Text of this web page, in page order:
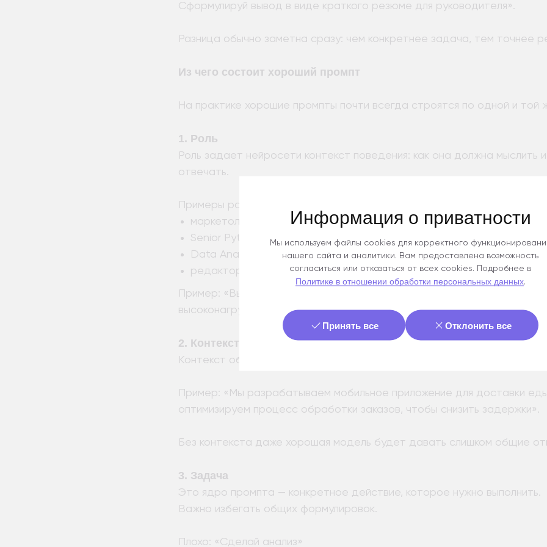
Информация о приватности
Мы используем файлы cookies для корректного
нашего сайта и аналитики. Вам предоставлена возможность
согласиться или отказаться от всех cookies. Подробнее в
Политике в отношении обработки персональных данных.
Принять все Отклонить все
Сформулируй вывод в виде краткого резюме для руководителя».
Разница обычно заметна сразу: чем конкретнее задача, тем точнее
Из чего состоит хороший промпт
На практике хорошие промпты почти всегда строятся по одной и той
1. Роль
Роль задает нейросети контекст поведения: как она должна мыслить
отвечать.
Примеры ролей:
маркетолог — для стратегий и текстов;
Senior Python Developer — для кода и архитектуры;
Data Analyst — для анализа данных;
редактор — для работы со стилем и текстами.
Пример: «Выступи в роли Senior Python Developer с опытом
высоконагруженных систем».
2. Контекст
Контекст объясняет ситуацию и задает фон задачи.
Пример: «Мы разрабатываем мобильное приложение для доставки
оптимизируем процесс обработки заказов, чтобы снизить задержки».
Без контекста даже хорошая модель будет давать слишком общие
3. Задача
Это ядро промпта — конкретное действие, которое нужно выполнить.
Важно избегать общих формулировок.
Плохо: «Сделай анализ»